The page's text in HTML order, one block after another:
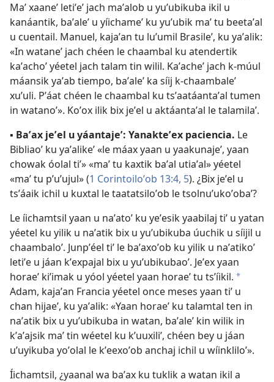
Maʼ xaaneʼ letiʼeʼ jach maʼalob u yuʼubikuba ikil u
kanáantik, baʼaleʼ u yíichameʼ ku yuʼubik maʼ tu beetaʼal
u cuentail. Manuel, kajaʼan tu luʼumil Brasileʼ, ku yaʼalik:
«In wataneʼ jach chéen le chaambal ku atendertik
kaʼachoʼ yéetel jach talam tin wilil. Kaʼacheʼ jach k-múul
máansik yaʼab tiempo, baʼaleʼ ka síij k-chaambaleʼ
xuʼuli. Pʼáat chéen le chaambal ku tsʼaatáantaʼal tumen
in watanoʼ». Koʼox ilik bix jeʼel u aktáantaʼal le talamilaʼ.
▪ Baʼax jeʼel u yáantajeʼ: Yanakteʼex paciencia. Le
Bibliaoʼ ku yaʼalikeʼ «le máax yaan u yaakunajeʼ, yaan
chowak óolal tiʼ» «maʼ tu kaxtik baʼal utiaʼal» yéetel
«maʼ tu pʼuʼujul» (1 Corintoiloʼob 13:4, 5). ¿Bix jeʼel u
tsʼáaik ichil u kuxtal le taatatsiloʼob le tsolnuʼukoʼobaʼ?
Le íichamtsil yaan u naʼatoʼ ku yeʼesik yaabilaj tiʼ u yatan
yéetel ku yilik u naʼatik bix u yuʼubikuba úuchik u síijil u
chaambaloʼ. Junpʼéel tiʼ le baʼaxoʼob ku yilik u naʼatikoʼ
letiʼe u jáan kʼexpajal bix u yuʼubikubaoʼ. Jeʼex yaan
horaeʼ kiʼimak u yóol yéetel yaan horaeʼ tu tsʼíikil. *
Adam, kajaʼan Francia yéetel once meses yaan tiʼ u
chan hijaeʼ, ku yaʼalik: «Yaan horaeʼ ku talamtal ten in
naʼatik bix u yuʼubikuba in watan, baʼaleʼ kin wilik in
kʼaʼajsik maʼ tin wéetel ku kʼuuxiliʼ, chéen bey u jáan
uʼuyikuba yoʼolal le kʼeexoʼob anchaj ichil u wíinkliloʼ».
Íichamtsil, ¿yaanal wa baʼax ku tuklik a watan ikil a